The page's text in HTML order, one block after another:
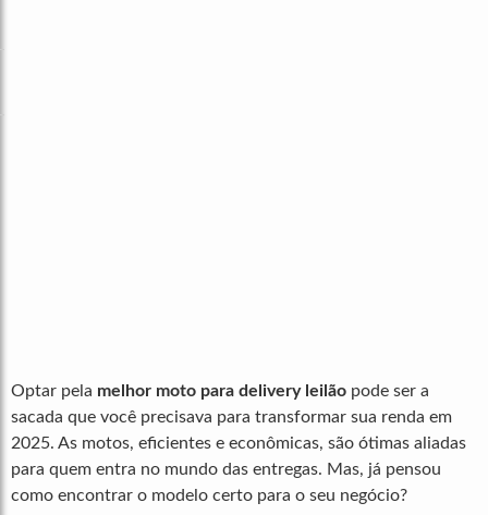
Optar pela melhor moto para delivery leilão pode ser a
sacada que você precisava para transformar sua renda em
2025. As motos, eficientes e econômicas, são ótimas aliadas
para quem entra no mundo das entregas. Mas, já pensou
como encontrar o modelo certo para o seu negócio?